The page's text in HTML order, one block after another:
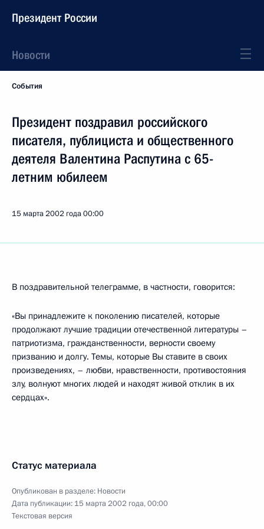
Президент России
Новости
События
Президент поздравил российского
писателя, публициста и общественного
деятеля Валентина Распутина с 65-
летним юбилеем
15 марта 2002 года00:00
В поздравительной телеграмме, в частности, говорится:
«Вы принадлежите к поколению писателей, которые
продолжают лучшие традиции отечественной литературы –
патриотизма, гражданственности, верности своему
призванию и долгу. Темы, которые Вы ставите в своих
произведениях, – любви, нравственности, противостояния
злу, волнуют многих людей и находят живой отклик в их
сердцах».
Статус материала
Опубликован в разделе: Новости
Дата публикации: 15 марта 2002 года, 00:00
Текстовая версия